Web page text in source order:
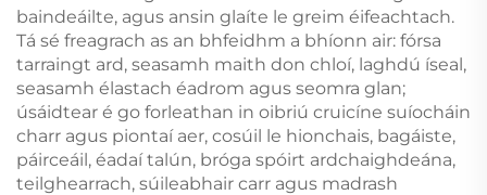
baindeáilte, agus ansin glaíte le greim éifeachtach.
Tá sé freagrach as an bhfeidhm a bhíonn air: fórsa
tarraingt ard, seasamh maith don chloí, laghdú íseal,
seasamh élastach éadrom agus seomra glan;
úsáidtear é go forleathan in oibriú cruicíne suíocháin
charr agus piontaí aer, cosúil le hionchais, bagáiste,
páirceáil, éadaí talún, bróga spóirt ardchaighdeána,
teilghearrach, súileabhair carr agus madrash